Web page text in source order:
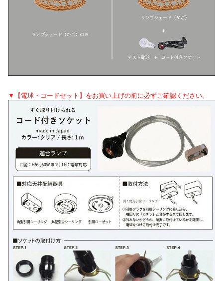
▼【電球・コードセット】をお買い上げの前に必ずご確認ください。